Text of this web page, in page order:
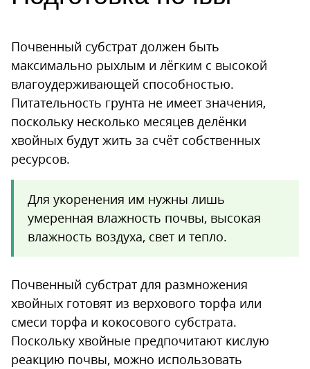
Почвенный субстрат должен быть
максимально рыхлым и лёгким с высокой
влагоудерживающей способностью.
Питательность грунта не имеет значения,
поскольку несколько месяцев делёнки
хвойных будут жить за счёт собственных
ресурсов.
Для укоренения им нужны лишь
умеренная влажность почвы, высокая
влажность воздуха, свет и тепло.
Почвенный субстрат для размножения
хвойных готовят из верхового торфа или
смеси торфа и кокосового субстрата.
Поскольку хвойные предпочитают кислую
реакцию почвы, можно использовать